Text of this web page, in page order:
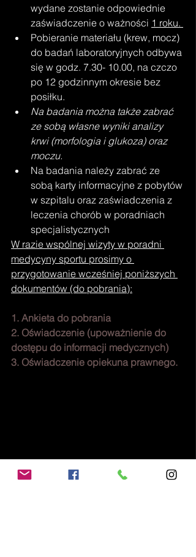
wydane zostanie odpowiednie
zaświadczenie o ważności 1 roku.
Pobieranie materiału (krew, mocz)
do badań laboratoryjnych odbywa
się w godz. 7.30- 10.00, na czczo
po 12 godzinnym okresie bez
posiłku.
Na badania można także zabrać
ze sobą własne wyniki analizy
krwi (morfologia i glukoza) oraz
moczu.
Na badania należy zabrać ze
sobą karty informacyjne z pobytów
w szpitalu oraz zaświadczenia z
leczenia chorób w poradniach
specjalistycznych
W razie wspólnej wizyty w poradni
medycyny sportu prosimy o
przygotowanie wcześniej poniższych
dokumentów (do pobrania):
1. Ankieta do pobrania
2. Oświadczenie (upoważnienie do
dostępu do informacji medycznych)
3. Oświadczenie opiekuna prawnego.